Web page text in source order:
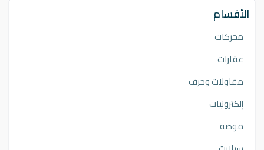
الأقسام
محركات
عقارات
مقاولات وحرف
إلكترونيات
موضه